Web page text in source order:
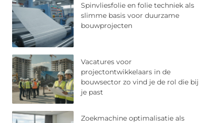
Spinvliesfolie en folie techniek als
slimme basis voor duurzame
bouwprojecten
Vacatures voor
projectontwikkelaars in de
bouwsector zo vind je de rol die bij
je past
Zoekmachine optimalisatie als